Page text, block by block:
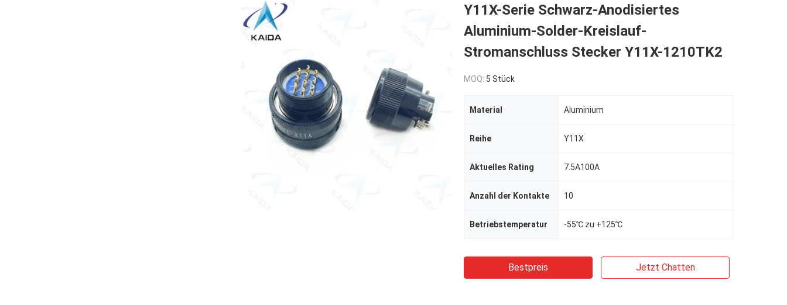
Y11X-Serie Schwarz-Anodisiertes
Aluminium-Solder-Kreislauf-
Stromanschluss Stecker Y11X-1210TK2
MOQ: 5 Stück
Material Aluminium
Reihe Y11X
Aktuelles Rating 7.5A100A
Anzahl der Kontakte 10
Betriebstemperatur -55℃ zu +125℃
Bestpreis Jetzt Chatten